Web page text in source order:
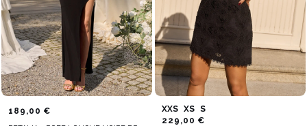
189,00 € XXS XS S
229,00 €